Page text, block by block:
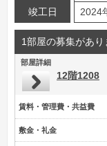
竣工日 2024
1部屋の募集があり
部屋詳細
12階1208
賃料・管理費・共益費
敷金・礼金